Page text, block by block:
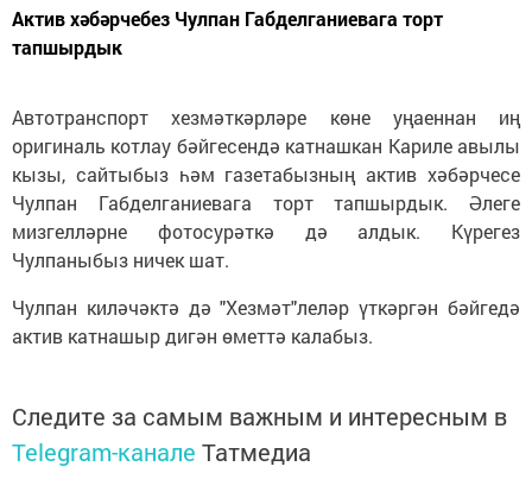
Актив хәбәрчебез Чулпан Габделганиевага торт
тапшырдык
Автотранспорт хезмәткәрләре көне уңаеннан иң
оригиналь котлау бәйгесендә катнашкан Кариле авылы
кызы, сайтыбыз һәм газетабызның актив хәбәрчесе
Чулпан Габделганиевага торт тапшырдык. Әлеге
мизгелләрне фотосурәткә дә алдык. Күрегез
Чулпаныбыз ничек шат.
Чулпан киләчәктә дә "Хезмәт"леләр үткәргән бәйгедә
актив катнашыр дигән өметтә калабыз.
Следите за самым важным и интересным в
Telegram-канале Татмедиа